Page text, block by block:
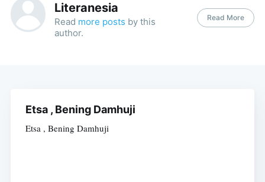
Literanesia
Read more posts by this
author.
Read More
Etsa , Bening Damhuji
Etsa , Bening Damhuji